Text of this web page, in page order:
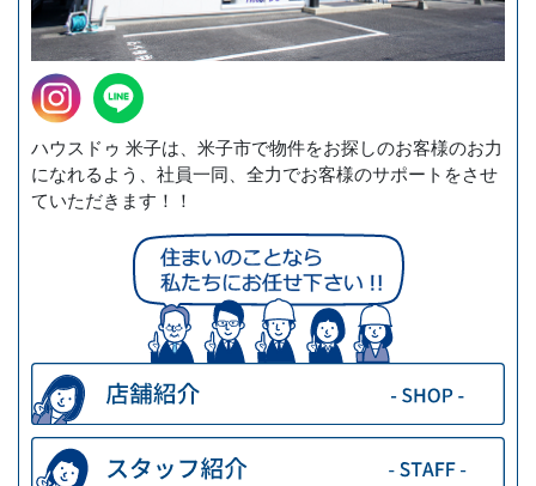
ハウスドゥ 米子は、米子市で物件をお探しのお客様のお力
になれるよう、社員一同、全力でお客様のサポートをさせ
ていただきます！！